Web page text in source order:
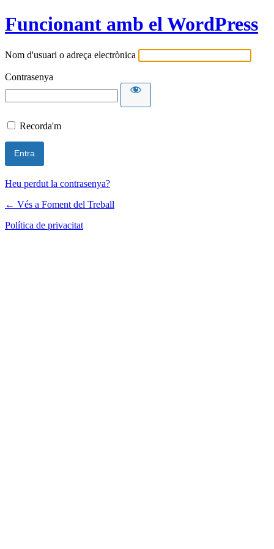
Funcionant amb el WordPress
Nom d'usuari o adreça electrònica
Contrasenya
Recorda'm
Heu perdut la contrasenya?
← Vés a Foment del Treball
Política de privacitat